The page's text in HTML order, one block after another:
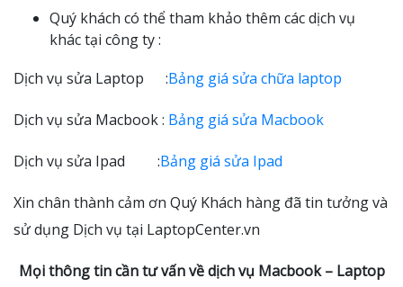
Quý khách có thể tham khảo thêm các dịch vụ
khác tại công ty :
Dịch vụ sửa Laptop :Bảng giá sửa chữa laptop
Dịch vụ sửa Macbook : Bảng giá sửa Macbook
Dịch vụ sửa Ipad :Bảng giá sửa Ipad
Xin chân thành cảm ơn Quý Khách hàng đã tin tưởng và
sử dụng Dịch vụ tại LaptopCenter.vn
Mọi thông tin cần tư vấn về dịch vụ Macbook – Laptop